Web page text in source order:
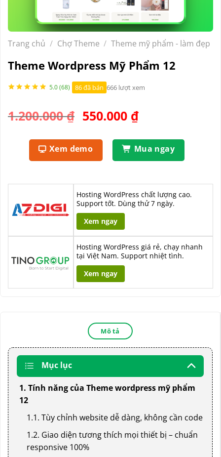
Trang chủ / Chợ Theme / Theme mỹ phẩm - làm đẹp
Theme Wordpress Mỹ Phẩm 12
5.0 (68) 86 đã bán 666 lượt xem
1.200.000₫ Giá
là:
1.200.000 ₫.
550.000 ₫Giá
tại
là:
Xem demo Mua ngay
Hosting WordPress chất lượng cao.
Support tốt. Dùng thử 7 ngày.
Xem ngay
Hosting WordPress giá rẻ, chạy nhanh
tại Việt Nam. Support nhiệt tình.
Xem ngay
Mô tả
Mục lục
1. Tính năng của Theme wordpress mỹ phẩm
12
1.1. Tùy chỉnh website dễ dàng, không cần code
1.2. Giao diện tương thích mọi thiết bị – chuẩn
responsive 100%